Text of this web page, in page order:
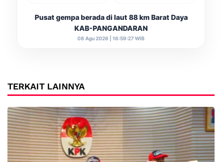
Pusat gempa berada di laut 88 km Barat Daya
KAB-PANGANDARAN
08 Agu 2026 | 16:59:27 WIB
TERKAIT LAINNYA